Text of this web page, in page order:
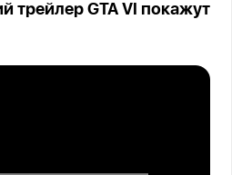
трейлер GTA VI покажут